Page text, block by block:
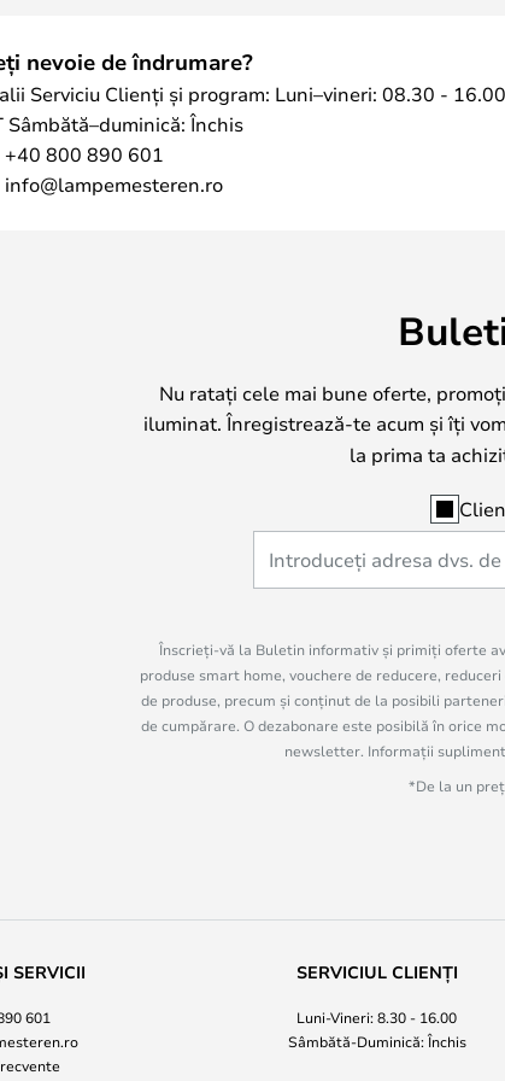
nevoie de îndrumare?
Serviciu Clienți și program: Luni–vineri: 08.30 - 16.00
Sâmbătă–duminică: Închis
+40 800 890 601
info@lampemesteren.ro
Nu ratați cele mai bune oferte,
iluminat. Înregistrează-te acum și îți
la prima ta
Înscrieți-vă la Buletin informativ și primiți oferte
produse smart home, vouchere de reducere,
de produse, precum și conținut de la posibili
de cumpărare. O dezabonare este posibilă în orice
newsletter. Informații
*De la un
SERVICII
601
SERVICIUL CLIENȚI
Luni-Vineri: 8.30 - 16.00
Sâmbătă-Duminică: Închis